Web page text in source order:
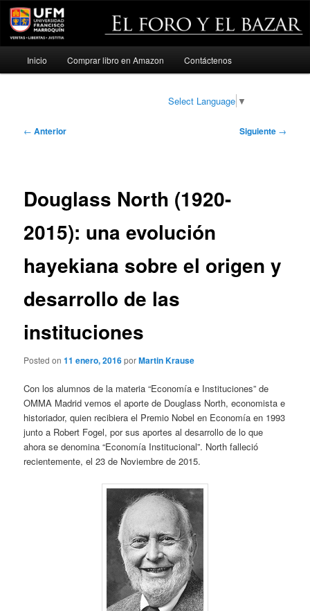
Ir
Inicio Comprar libro en Amazon Contáctenos
Select Language ▼
Navegación
← Anterior Siguiente →
Douglass North (1920-
2015): una evolución
hayekiana sobre el origen y
desarrollo de las
instituciones
Posted on11 enero, 2016porMartin Krause
Con los alumnos de la materia “Economía e Instituciones” de
OMMA Madrid vemos el aporte de Douglass North, economista e
historiador, quien recibiera el Premio Nobel en Economía en 1993
junto a Robert Fogel, por sus aportes al desarrollo de lo que
ahora se denomina “Economía Institucional”. North falleció
recientemente, el 23 de Noviembre de 2015.